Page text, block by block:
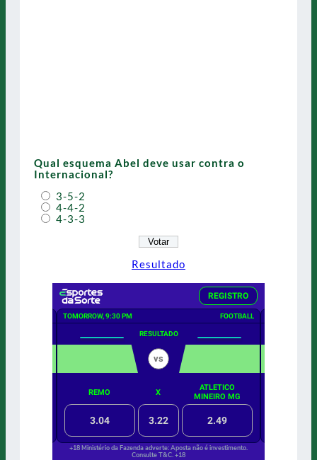
Qual esquema Abel deve usar contra o
Internacional?
3-5-2
4-4-2
4-3-3
Resultado